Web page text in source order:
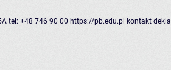
tel: +48 746 90 00 https://pb.edu.pl kontakt